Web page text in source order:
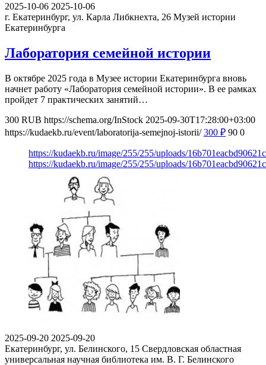
2025-10-06 2025-10-06
г. Екатеринбург, ул. Карла Либкнехта, 26 Музей истории
Екатеринбурга
Лаборатория семейной истории
В октябре 2025 года в Музее истории Екатеринбурга вновь
начнет работу «Лаборатория семейной истории». В ее рамках
пройдет 7 практических занятий…
300 RUB https://schema.org/InStock 2025-09-30T17:28:00+03:00
https://kudaekb.ru/event/laboratorija-semejnoj-istorii/ 300 ₽ 90 0
https://kudaekb.ru/image/255/255/uploads/
https://kudaekb.ru/image/255/255/uploads/
2025-09-20 2025-09-20
Екатеринбург, ул. Белинского, 15 Свердловская областная
универсальная научная библиотека им. В. Г. Белинского